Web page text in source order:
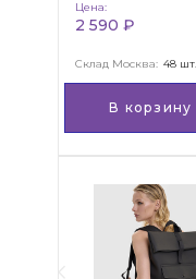
черный
Цена:
2 590 ₽
Склад Москва: 48 шт.
В корзину